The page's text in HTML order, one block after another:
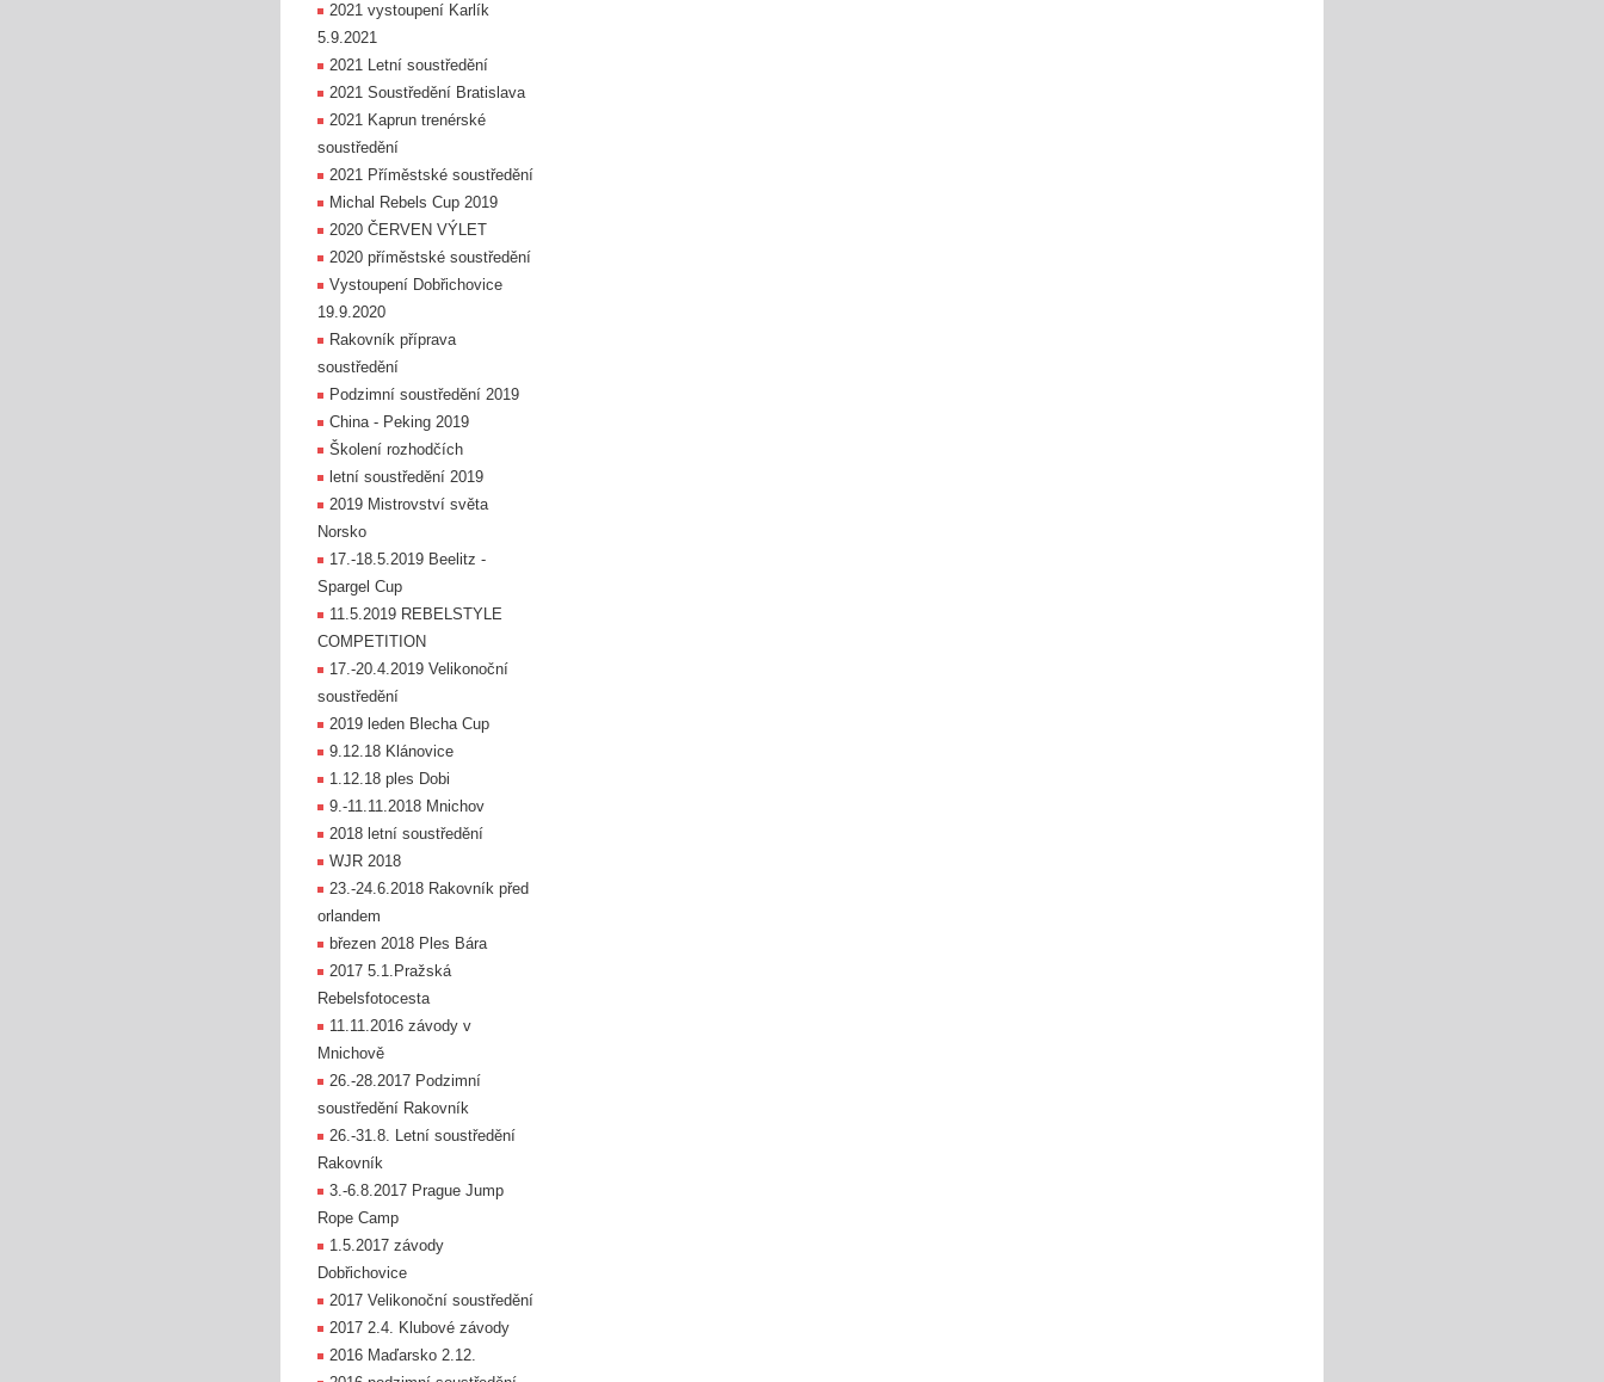
2021 vystoupení Karlík
5.9.2021
2021 Letní soustředění
2021 Soustředění Bratislava
2021 Kaprun trenérské
soustředění
2021 Příměstské soustředění
Michal Rebels Cup 2019
2020 ČERVEN VÝLET
2020 příměstské soustředění
Vystoupení Dobřichovice
19.9.2020
Rakovník příprava
soustředění
Podzimní soustředění 2019
China - Peking 2019
Školení rozhodčích
letní soustředění 2019
2019 Mistrovství světa
Norsko
17.-18.5.2019 Beelitz -
Spargel Cup
11.5.2019 REBELSTYLE
COMPETITION
17.-20.4.2019 Velikonoční
soustředění
2019 leden Blecha Cup
9.12.18 Klánovice
1.12.18 ples Dobi
9.-11.11.2018 Mnichov
2018 letní soustředění
WJR 2018
23.-24.6.2018 Rakovník před
orlandem
březen 2018 Ples Bára
2017 5.1.Pražská
Rebelsfotocesta
11.11.2016 závody v
Mnichově
26.-28.2017 Podzimní
soustředění Rakovník
26.-31.8. Letní soustředění
Rakovník
3.-6.8.2017 Prague Jump
Rope Camp
1.5.2017 závody
Dobřichovice
2017 Velikonoční soustředění
2017 2.4. Klubové závody
2016 Maďarsko 2.12.